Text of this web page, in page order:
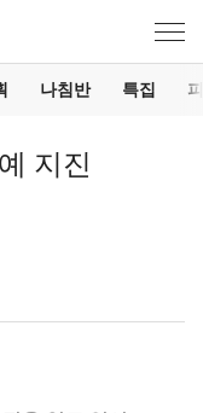
나침반 특집
지진